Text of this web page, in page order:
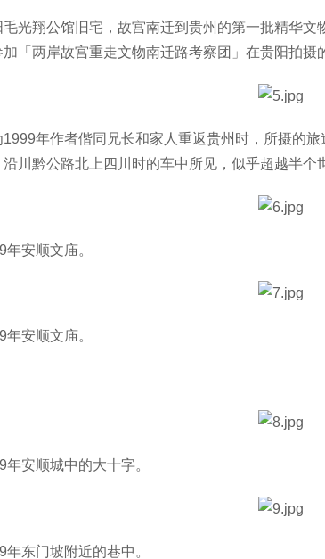
毛光翔公馆旧宅，故宫南迁到贵州的第一批精华
「两岸故宫重走文物南迁路考察团」在贵阳拍摄
1999年作者偕同兄长和家人重返贵州时，所摄的
川黔公路北上四川时的车中所见，似乎超越半个
年安顺文庙。
年安顺文庙。
年安顺城中的大十字。
年东门坡附近的巷中。